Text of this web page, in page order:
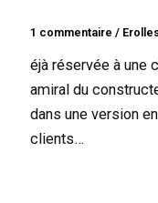
1 commentaire /
éjà réservée à une
amiral du
dans une version
clients…